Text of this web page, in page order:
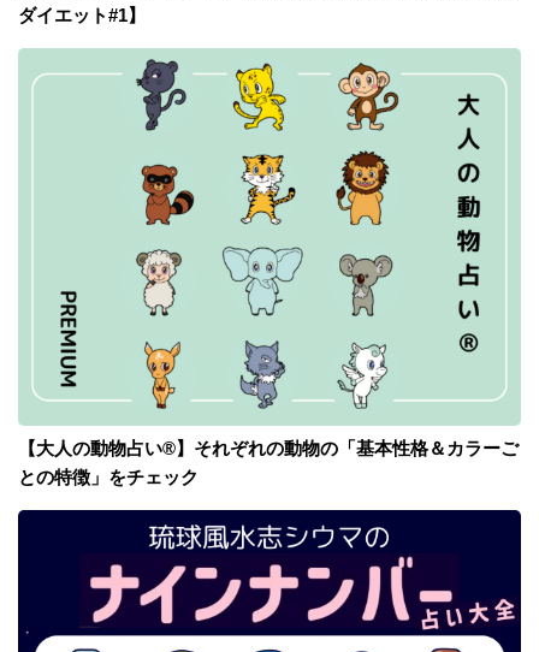
ダイエット#1】
【大人の動物占い®】それぞれの動物の「基本性格＆カラーご
との特徴」をチェック